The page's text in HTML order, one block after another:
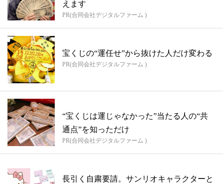
えます
PR(合同会社デジタルファーム )
宝くじの“運任せ”から抜けた人だけ変わる
PR(合同会社デジタルファーム )
“宝くじは運じゃなかった”当たる人の“共
通点”を知っただけ
PR(合同会社デジタルファーム )
長引く自粛要請。サンリオキャラクターと